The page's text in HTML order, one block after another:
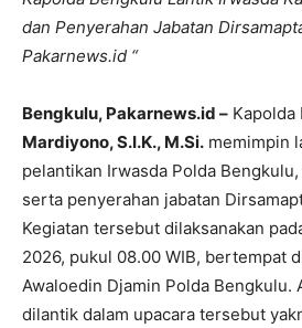
dan Penyerahan Jabatan
Pakarnews.id “
Bengkulu, Pakarnews.id – Kapolda
Mardiyono, S.I.K., M.Si. memimpin
pelantikan Irwasda Polda
serta penyerahan jabatan
Kegiatan tersebut dilaksanakan
2026, pukul 08.00 WIB, bertempat
Awaloedin Djamin Polda Bengkulu.
dilantik dalam upacara tersebut